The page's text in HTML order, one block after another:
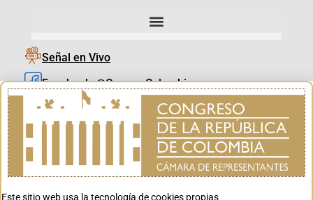
Señal en Vivo
Facebook_@CamaraColombia
Instagram_@CamaraColombia
X_@CamaraColombia
Youtube_@CamaraColombia
Este sitio web usa la tecnología de cookies propias